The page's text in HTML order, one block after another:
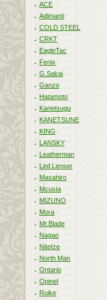
ACE
Adimanti
COLD STEEL
CRKT
EagleTac
Fenix
G.Sakai
Ganzo
Hatamoto
Kanetsugu
KANETSUNE
KING
LANSKY
Leatherman
Led Lenser
Masahiro
Mcusta
MIZUNO
Mora
Mr.Blade
Nagao
NiteIze
North Man
Ontario
Opinel
Ruike